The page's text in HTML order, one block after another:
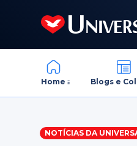
Home Blogs e
NOTÍCIAS DA